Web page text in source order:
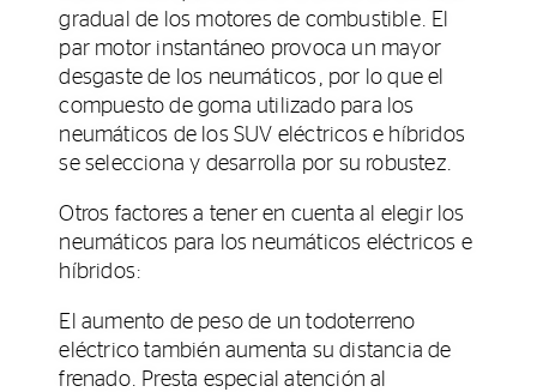
gradual de los motores de combustible. El
par motor instantáneo provoca un mayor
desgaste de los neumáticos, por lo que el
compuesto de goma utilizado para los
neumáticos de los SUV eléctricos e híbridos
se selecciona y desarrolla por su robustez.
Otros factores a tener en cuenta al elegir los
neumáticos para los neumáticos eléctricos e
híbridos:
El aumento de peso de un todoterreno
eléctrico también aumenta su distancia de
frenado. Presta especial atención al